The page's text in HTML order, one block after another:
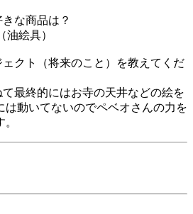
な商品は？
絵具）
クト（将来のこと）を教えてくだ
最終的にはお寺の天井などの絵を
は動いてないのでペベオさんの力を